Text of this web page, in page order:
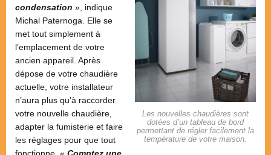
Les nouvelles chaudières sont
dotées d’un tableau de bord
permettant de régler facilement la
température de votre maison.
condensation », indique
Michal Paternoga. Elle se
met tout simplement à
l’emplacement de votre
ancien appareil. Après
dépose de votre chaudière
actuelle, votre installateur
n’aura plus qu’à raccorder
votre nouvelle chaudière,
adapter la fumisterie et faire
les réglages pour que tout